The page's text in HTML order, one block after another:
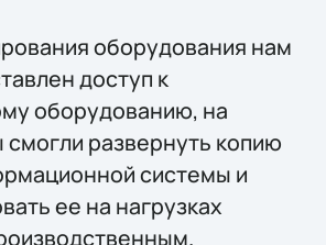
оборудования нам
доступ к
оборудованию, на
развернуть копию
системы и
ее на нагрузках